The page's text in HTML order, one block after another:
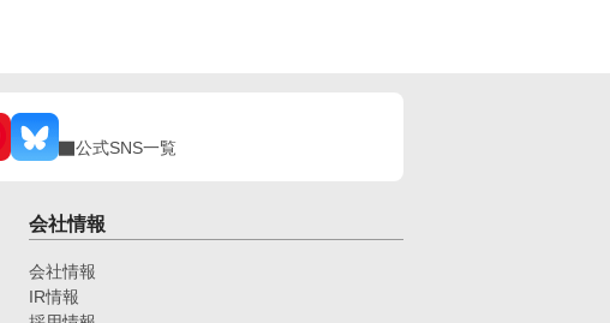
公式SNS一覧
会社情報
会社情報
IR情報